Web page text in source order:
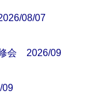
08/07
会 2026/09